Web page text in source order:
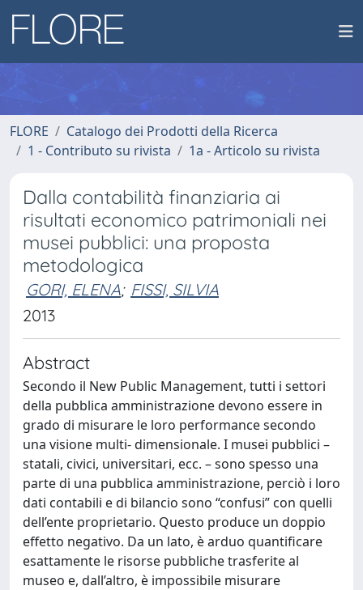
FLORE
Catalogo dei Prodotti della Ricerca
1 - Contributo su rivista
1a - Articolo su rivista
Dalla contabilità finanziaria ai
risultati economico patrimoniali nei
musei pubblici: una proposta
metodologica
GORI, ELENA; FISSI, SILVIA
2013
Abstract
Secondo il New Public Management, tutti i settori
della pubblica amministrazione devono essere in
grado di misurare le loro performance secondo
una visione multi- dimensionale. I musei pubblici –
statali, civici, universitari, ecc. – sono spesso una
parte di una pubblica amministrazione, perciò i loro
dati contabili e di bilancio sono “confusi” con quelli
dell’ente proprietario. Questo produce un doppio
effetto negativo. Da un lato, è arduo quantificare
esattamente le risorse pubbliche trasferite al
museo e, dall’altro, è impossibile misurare